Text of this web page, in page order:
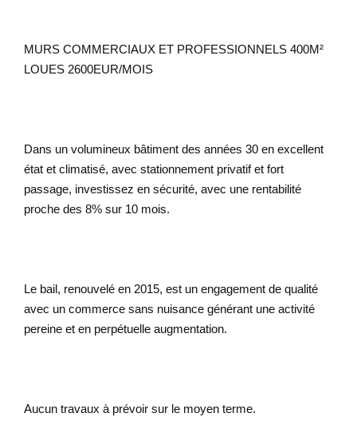
MURS COMMERCIAUX ET PROFESSIONNELS 400M²
LOUES 2600EUR/MOIS
Dans un volumineux bâtiment des années 30 en excellent
état et climatisé, avec stationnement privatif et fort
passage, investissez en sécurité, avec une rentabilité
proche des 8% sur 10 mois.
Le bail, renouvelé en 2015, est un engagement de qualité
avec un commerce sans nuisance générant une activité
pereine et en perpétuelle augmentation.
Aucun travaux à prévoir sur le moyen terme.